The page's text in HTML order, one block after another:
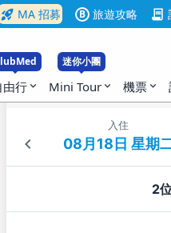
rocket_launch MA 招募 B 旅遊攻略 contract
由行 expand_more
迷你小團
Mini Tour expand_more 機票 expand_more
入住
2